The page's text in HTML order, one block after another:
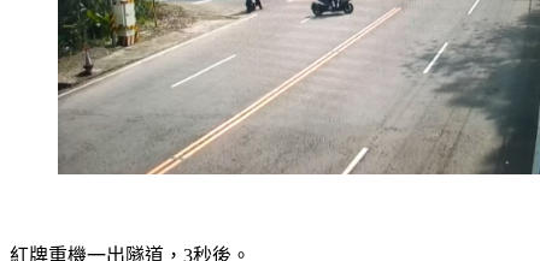
紅牌重機一出隧道，3秒後。